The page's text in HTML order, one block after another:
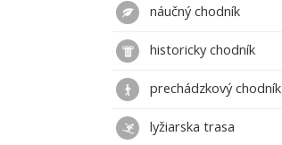
náučný chodník
historicky chodník
prechádzkový chodník
lyžiarska trasa